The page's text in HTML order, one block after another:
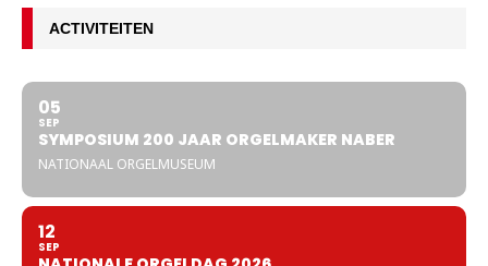
ACTIVITEITEN
05
SEP
SYMPOSIUM 200 JAAR ORGELMAKER NABER
NATIONAAL ORGELMUSEUM
12
SEP